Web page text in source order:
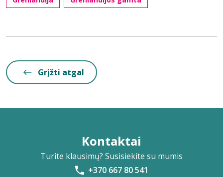
Grįžti atgal
Kontaktai
Turite klausimų? Susisiekite su mumis
+370 667 80 541